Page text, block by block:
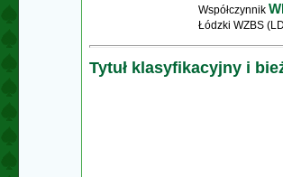
Współczynnik
Łódzki WZBS
Tytuł klasyfikacyjny i